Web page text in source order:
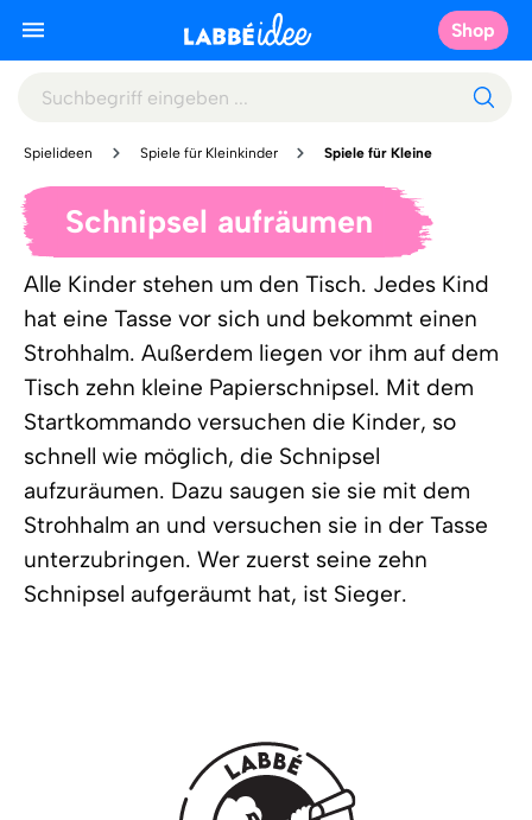
Shop
Spielideen Spiele für Kleinkinder Spiele für Kleine
Schnipsel aufräumen
Alle Kinder stehen um den Tisch. Jedes Kind
hat eine Tasse vor sich und bekommt einen
Strohhalm. Außerdem liegen vor ihm auf dem
Tisch zehn kleine Papierschnipsel. Mit dem
Startkommando versuchen die Kinder, so
schnell wie möglich, die Schnipsel
aufzuräumen. Dazu saugen sie sie mit dem
Strohhalm an und versuchen sie in der Tasse
unterzubringen. Wer zuerst seine zehn
Schnipsel aufgeräumt hat, ist Sieger.